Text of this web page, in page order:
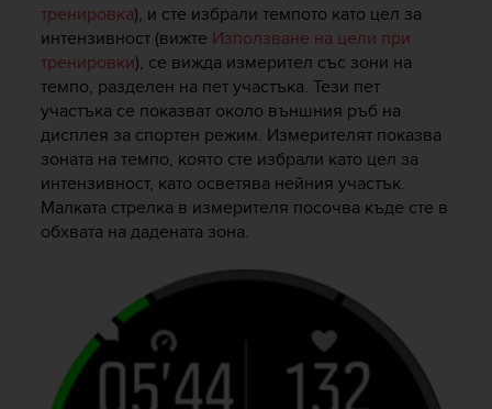
тренировка), и сте избрали темпото като цел за
интензивност (вижте Използване на цели при
тренировки), се вижда измерител със зони на
темпо, разделен на пет участъка. Тези пет
участъка се показват около външния ръб на
дисплея за спортен режим. Измерителят показва
зоната на темпо, която сте избрали като цел за
интензивност, като осветява нейния участък.
Малката стрелка в измерителя посочва къде сте в
обхвата на дадената зона.